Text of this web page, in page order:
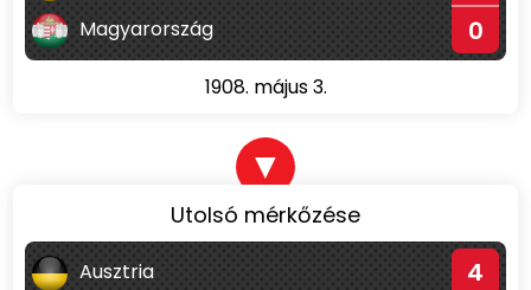
Magyarország 0
1908. május 3.
▼
Utolsó mérkőzése
Ausztria 4